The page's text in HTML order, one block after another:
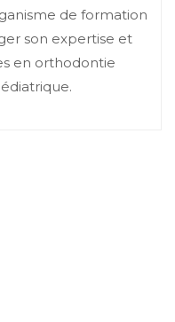
de formation
son expertise et
en orthodontie